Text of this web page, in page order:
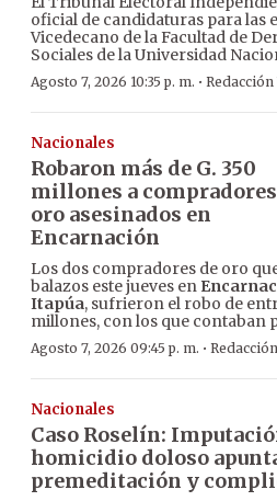
oficial de candidaturas para las
Vicedecano de la Facultad de
Sociales de la Universidad
Agosto 7, 2026 10:35 p. m. · Redacción
Nacionales
Robaron más de G. 350
millones a
oro asesinados en
Encarnación
Los dos compradores de oro
balazos este jueves en
Itapúa, sufrieron el robo de
millones, con los que contaban
Agosto 7, 2026 09:45 p. m. ·
Nacionales
Caso Roselín:
homicidio doloso
premeditación y